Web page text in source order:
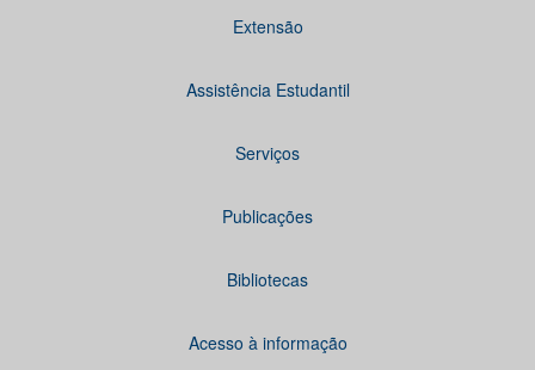
Extensão
Assistência Estudantil
Serviços
Publicações
Bibliotecas
Acesso à informação